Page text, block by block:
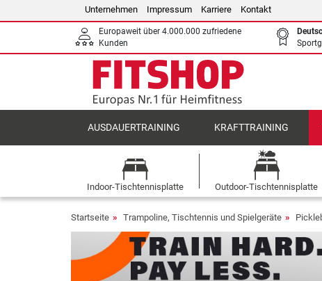
Unternehmen Impressum Karriere Kontakt
Europaweit über 4.000.000 zufriedene
Kunden
AUSDAUERTRAINING KRAFTTRAINING
Indoor-Tischtennisplatte Outdoor-Tischtennisplatte
Startseite Trampoline, Tischtennis und Spielgeräte